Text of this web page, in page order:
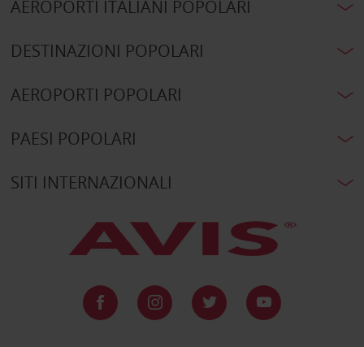
AEROPORTI ITALIANI POPOLARI
DESTINAZIONI POPOLARI
AEROPORTI POPOLARI
PAESI POPOLARI
SITI INTERNAZIONALI